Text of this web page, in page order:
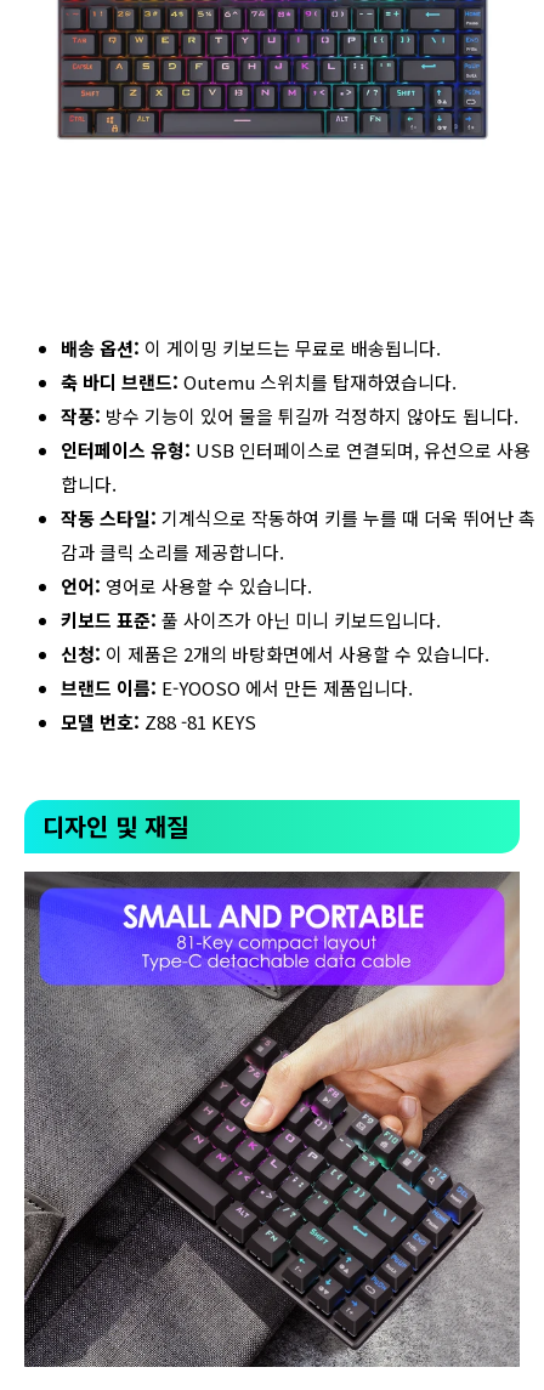
배송 옵션: 이 게이밍 키보드는 무료로 배송됩니다.
축 바디 브랜드: Outemu 스위치를 탑재하였습니다.
작풍: 방수 기능이 있어 물을 튀길까 걱정하지 않아도 됩니다.
인터페이스 유형: USB 인터페이스로 연결되며, 유선으로 사용
합니다.
작동 스타일: 기계식으로 작동하여 키를 누를 때 더욱 뛰어난 촉
감과 클릭 소리를 제공합니다.
언어: 영어로 사용할 수 있습니다.
키보드 표준: 풀 사이즈가 아닌 미니 키보드입니다.
신청: 이 제품은 2개의 바탕화면에서 사용할 수 있습니다.
브랜드 이름: E-YOOSO 에서 만든 제품입니다.
모델 번호: Z88 -81 KEYS
디자인 및 재질